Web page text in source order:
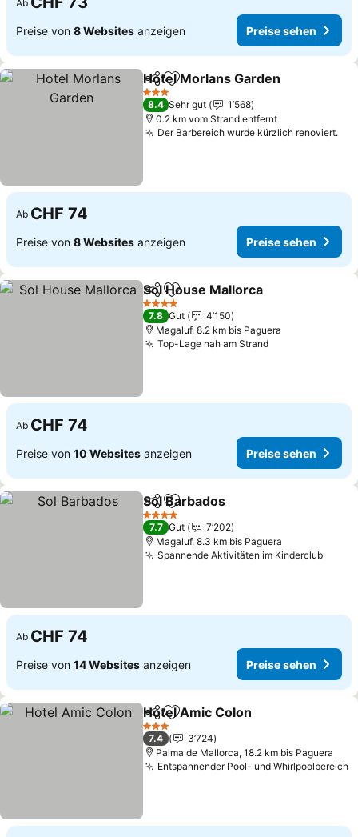
Ab
Preise von 8 Websites anzeigen Preise sehen
TeilenZu Favoriten hinzufügen
Hotel Morlans Garden
3 Sterne
8.4 Sehr gut
1’568
0.2 km vom Strand entfernt
Der Barbereich wurde kürzlich renoviert.
Ab CHF 74
Preise von 8 Websites anzeigen Preise sehen
TeilenZu Favoriten hinzufügen
Sol House Mallorca
4 Sterne
7.8 Gut
4’150
Magaluf, 8.2 km bis Paguera
Top-Lage nah am Strand
Ab CHF 74
Preise von 10 Websites anzeigen Preise sehen
TeilenZu Favoriten hinzufügen
Sol Barbados
4 Sterne
7.7 Gut
7’202
Magaluf, 8.3 km bis Paguera
Spannende Aktivitäten im Kinderclub
Ab CHF 74
Preise von 14 Websites anzeigen Preise sehen
TeilenZu Favoriten hinzufügen
Hotel Amic Colon
3 Sterne
7.4
3’724
Palma de Mallorca, 18.2 km bis Paguera
Entspannender Pool- und Whirlpoolbereich